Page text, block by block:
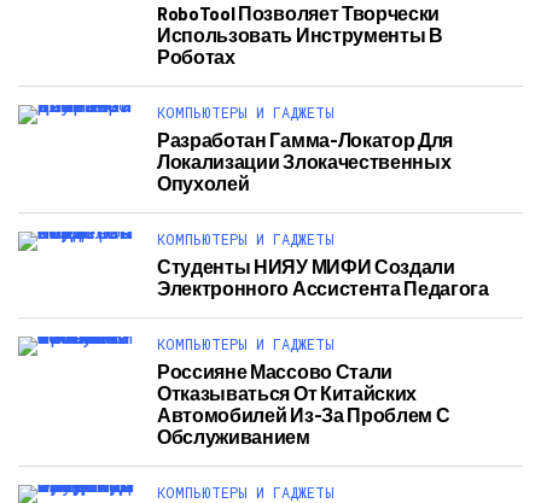
RoboTool Позволяет Творчески
Использовать Инструменты В
Роботах
КОМПЬЮТЕРЫ И ГАДЖЕТЫ
Разработан Гамма-Локатор Для
Локализации Злокачественных
Опухолей
КОМПЬЮТЕРЫ И ГАДЖЕТЫ
Студенты НИЯУ МИФИ Создали
Электронного Ассистента Педагога
КОМПЬЮТЕРЫ И ГАДЖЕТЫ
Россияне Массово Стали
Отказываться От Китайских
Автомобилей Из-За Проблем С
Обслуживанием
КОМПЬЮТЕРЫ И ГАДЖЕТЫ